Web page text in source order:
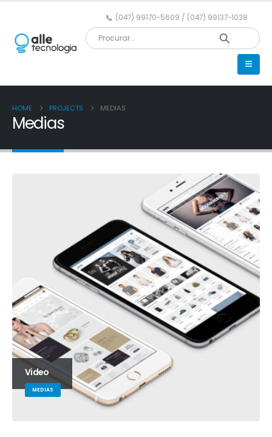
(047) 99170-5609 / (047) 99137-1028
HOME PROJECTS MEDIAS
Medias
Video
MEDIAS